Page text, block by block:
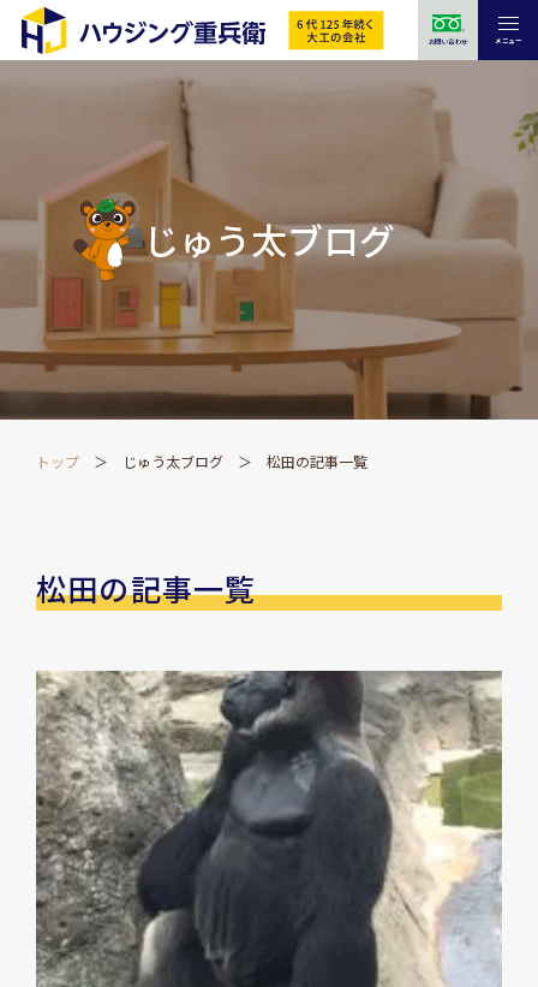
お問い合わせ メニュー
じゅう太ブログ
トップ じゅう太ブログ 松田の記事一覧
松田の記事一覧